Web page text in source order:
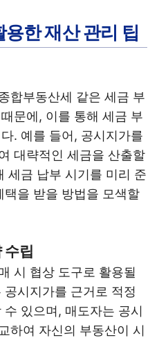
한 재산 관리 팁
합부동산세 같은 세금 부
문에, 이를 통해 세금 부
. 예를 들어, 공시지가를
대략적인 세금을 산출할
세금 납부 시기를 미리 준
을 받을 방법을 모색할
수립
시 협상 도구로 활용될
시지가를 근거로 적정
있으며, 매도자는 공시
하여 자신의 부동산이 시